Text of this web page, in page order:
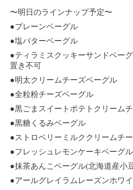
〜明日のラインナップ予定〜
●プレーンベーグル
●塩バターベーグル
●ティラミスクッキーサンドベー
置き不可
●明太クリームチーズベーグル
●全粒粉チーズベーグル
●黒ごまスイートポテトクリーム
●黒糖くるみベーグル
●ストロベリーミルククリームチ
●フレッシュレモンケーキベーグル
●抹茶あんこベーグル(北海道産小
●アールグレイラムレーズンホワ